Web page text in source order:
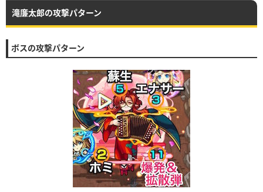
滝廉太郎の攻撃パターン
ボスの攻撃パターン